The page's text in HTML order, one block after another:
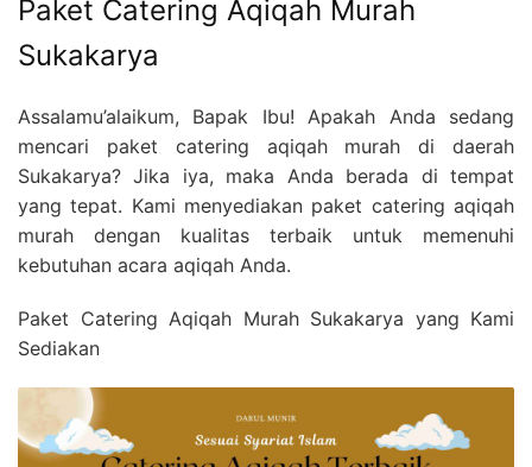
Paket Catering Aqiqah Murah
Sukakarya
Assalamu’alaikum, Bapak Ibu! Apakah Anda sedang
mencari paket catering aqiqah murah di daerah
Sukakarya? Jika iya, maka Anda berada di tempat
yang tepat. Kami menyediakan paket catering aqiqah
murah dengan kualitas terbaik untuk memenuhi
kebutuhan acara aqiqah Anda.
Paket Catering Aqiqah Murah Sukakarya yang Kami
Sediakan